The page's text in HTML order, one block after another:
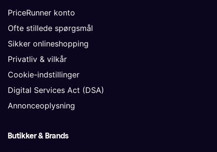
PriceRunner konto
Ofte stillede spørgsmål
Sikker onlineshopping
Privatliv & vilkår
Cookie-indstillinger
Digital Services Act (DSA)
Annonceoplysning
Butikker & Brands